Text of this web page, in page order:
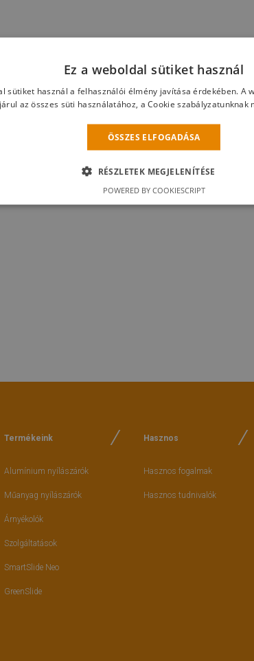
Ön is hasznosan
weboldalunkról díjmentesen
oldalunkra vagylépjen be
tagsági száma.
Termékeink
Alumínium nyílászárók
Műanyag nyílászárók
Árnyékolók
Szolgáltatások
SmartSlide Neo
GreenSlide
Hasznos
Hasznos fogalmak
Hasznos tudnivalók
Ez a weboldal sütiket használ
sütiket használ a felhasználói élmény javítása érdekében. A
az összes süti használatához, a Cookie szabályzatunknak
ÖSSZES ELFOGADÁSA
RÉSZLETEK MEGJELENÍTÉSE
POWERED BY COOKIESCRIPT